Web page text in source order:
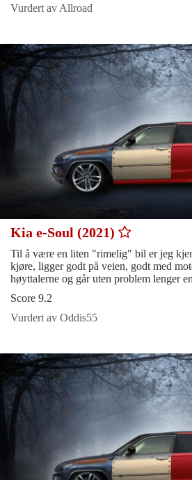
Vurdert av Allroad
Kia e-Soul (2021)
Til å være en liten "rimelig" bil er jeg
kjøre, ligger godt på veien, godt med
høyttalerne og går uten problem lenger
Score 9.2
Vurdert av Oddis55